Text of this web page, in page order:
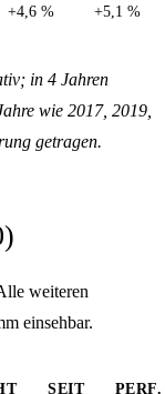
+4,6 % +5,1 %
in 4 Jahren
wie 2017, 2019,
getragen.
weiteren
einsehbar.
SEIT
PERF.